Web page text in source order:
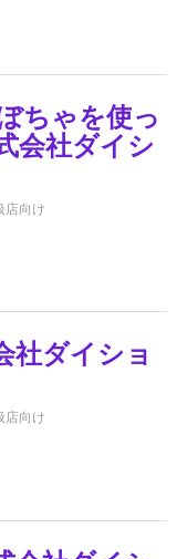
ちゃを使っ
会社ダイシ
店向け
社ダイショ
店向け